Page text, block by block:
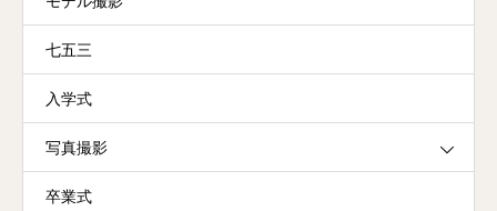
七五三
入学式
写真撮影
卒業式